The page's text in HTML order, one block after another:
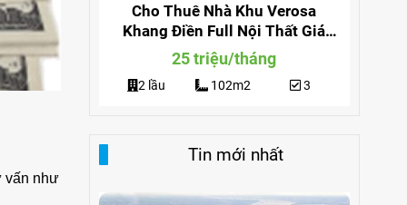
vấn như
9
291
Cho Thuê Nhà Khu Verosa
Khang Điền Full Nội Thất Giá
Siêu Rẻ
25 triệu/tháng
2 lầu 102m2 3
Tin mới nhất